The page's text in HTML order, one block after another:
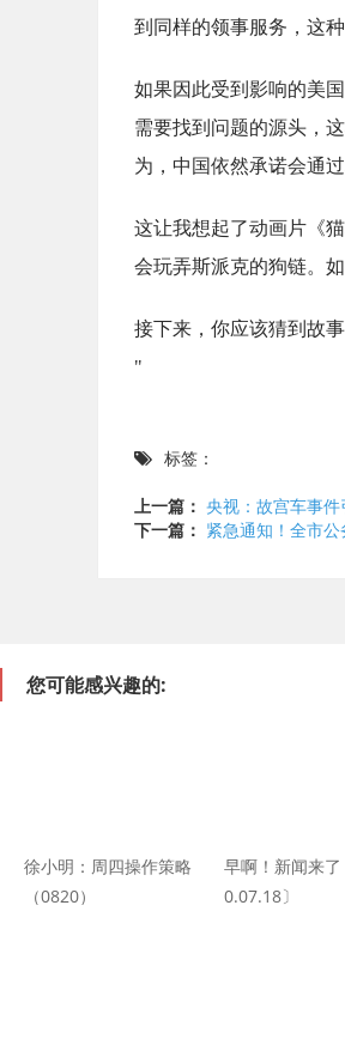
到同样的领事服务，这
如果因此受到影响的美
需要找到问题的源头，
为，中国依然承诺会通
这让我想起了动画片《
会玩弄斯派克的狗链。
接下来，你应该猜到故
"
标签：
上一篇： 央视：故宫车事
下一篇： 紧急通知！全市
您可能感兴趣的:
徐小明：周四操作策略
（0820）
早啊！新闻来
0.07.18〕